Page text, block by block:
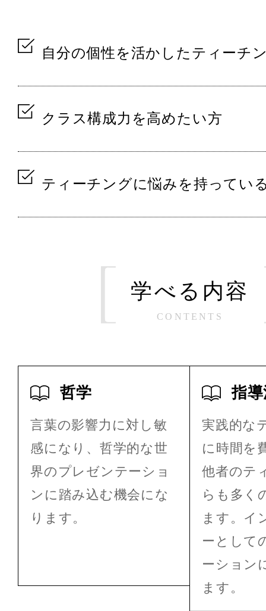
自分の個性を活かしたティーチ
クラス構成力を高めたい方
ティーチングに悩みを持ってい
学べる内容
CONTENTS
哲学
言葉の影響力に対し敏
感になり、哲学的な世
界のプレゼンテーショ
ンに踏み込む機会にな
ります。
指
実践的な
に時間を
他者のテ
らも多く
ます。イ
ーとして
ーション
ます。